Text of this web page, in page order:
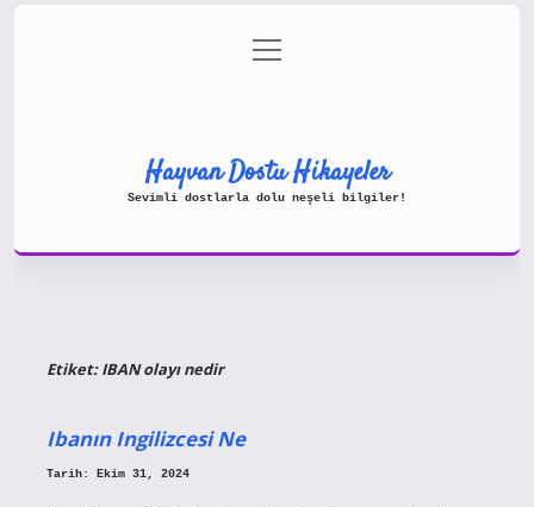
Gizlilik Politikası
menüyü
aç
Hayvan Dostu Hikayeler
Sevimli dostlarla dolu neşeli bilgiler!
Etiket:IBAN olayı nedir
Ibanın Ingilizcesi Ne
Tarih: Ekim 31, 2024